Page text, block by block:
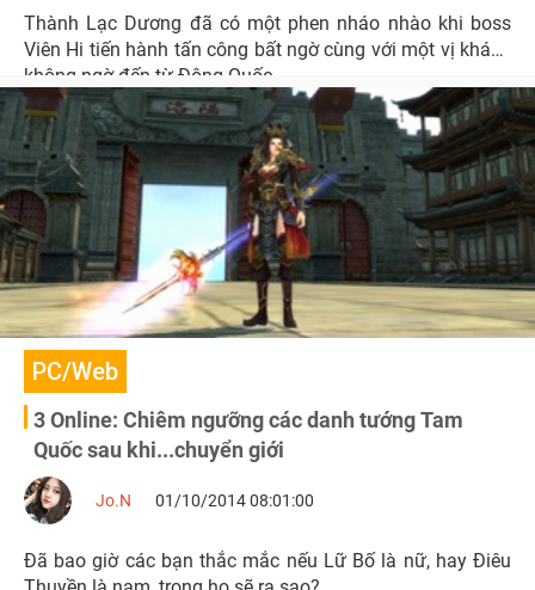
Thành Lạc Dương đã có một phen nháo nhào khi boss
Viên Hi tiến hành tấn công bất ngờ cùng với một vị khách
không ngờ đến từ Đông Quốc.
PC/Web
3 Online: Chiêm ngưỡng các danh tướng Tam
Quốc sau khi...chuyển giới
Jo.N 01/10/2014 08:01:00
Đã bao giờ các bạn thắc mắc nếu Lữ Bố là nữ, hay Điêu